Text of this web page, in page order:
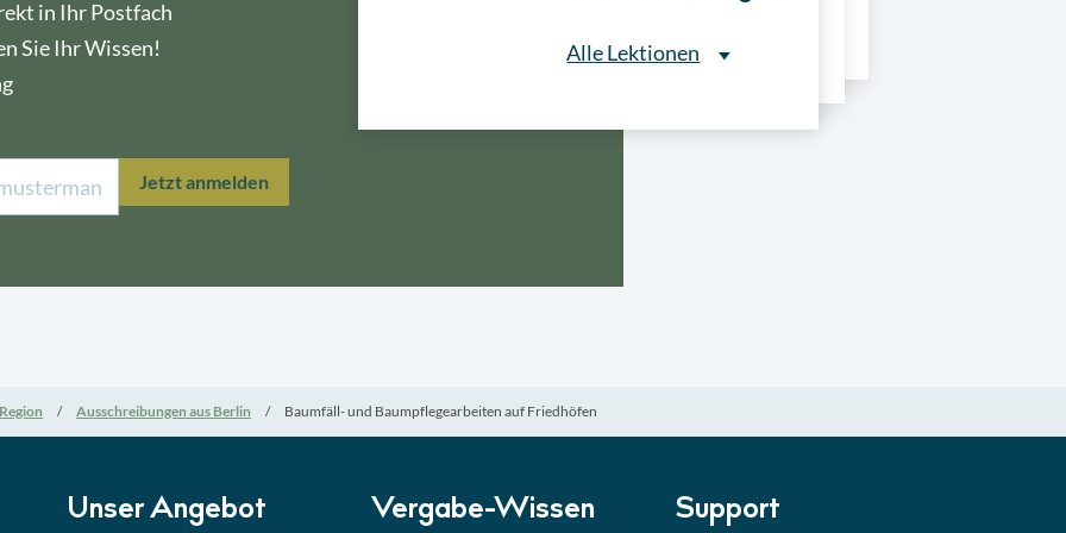
in Ihr Postfach
Sie Ihr Wissen!
Jetzt anmelden
Alle Lektionen
Alle Lektionen
Lektion 5 Eignung im Vergabeverfahren► 3:18 Min
Lektion 6 Abgabe von Angeboten Lektion
Region Ausschreibungen aus Berlin Baumfäll- und Baumpflegearbeiten auf Friedhöfen
Unser Angebot Vergabe-Wissen Support